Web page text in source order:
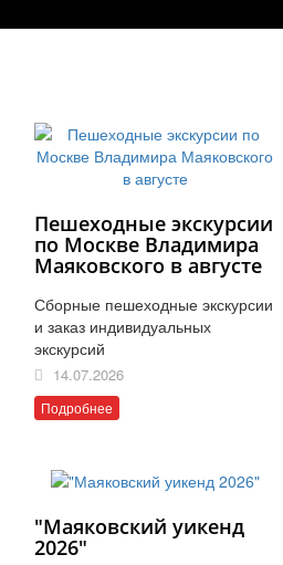
Пешеходные экскурсии
по Москве Владимира
Маяковского в августе
Сборные пешеходные экскурсии
и заказ индивидуальных
экскурсий
14.07.2026
Подробнее
"Маяковский уикенд
2026"